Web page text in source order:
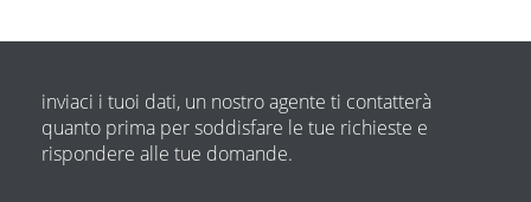
inviaci i tuoi dati, un nostro agente ti contatterà
quanto prima per soddisfare le tue richieste e
rispondere alle tue domande.